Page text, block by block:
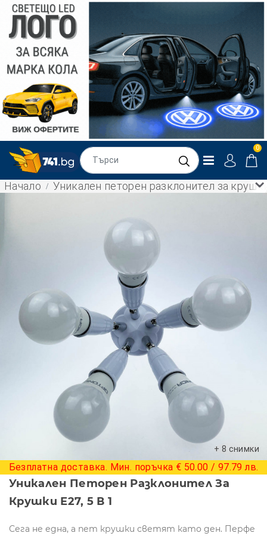
0
Начало Уникален петорен разклонител за
+ 8 снимки
Безплатна доставка. Мин. поръчка € 50.00 / 97.79 лв.
Уникален Петорен Разклонител За
Крушки Е27, 5 В 1
Сега не една, а пет крушки светят като ден. Перфе